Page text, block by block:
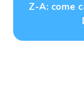
Z-A: come